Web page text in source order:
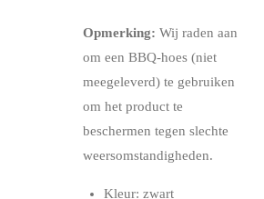
Opmerking: Wij raden aan
om een BBQ-hoes (niet
meegeleverd) te gebruiken
om het product te
beschermen tegen slechte
weersomstandigheden.
Kleur: zwart